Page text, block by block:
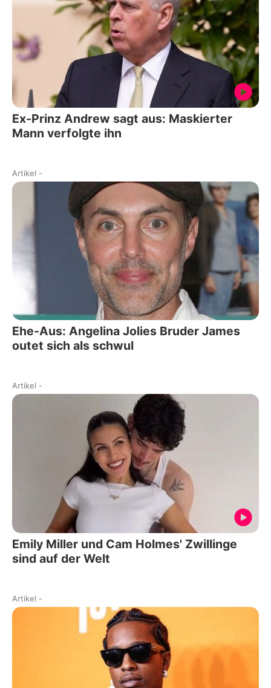
Ex-Prinz Andrew sagt aus: Maskierter
Mann verfolgte ihn
Artikel -
Ehe-Aus: Angelina Jolies Bruder James
outet sich als schwul
Artikel -
Emily Miller und Cam Holmes' Zwillinge
sind auf der Welt
Artikel -